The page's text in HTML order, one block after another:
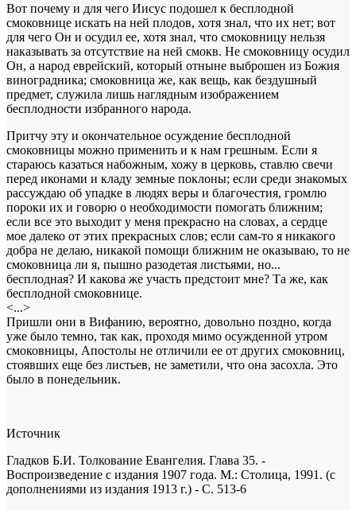
Вот почему и для чего Иисус подошел к бесплодной
смоковнице искать на ней плодов, хотя знал, что их нет; вот
для чего Он и осудил ее, хотя знал, что смоковницу нельзя
наказывать за отсутствие на ней смокв. Не смоковницу осудил
Он, а народ еврейский, который отныне выброшен из Божия
виноградника; смоковница же, как вещь, как бездушный
предмет, служила лишь наглядным изображением
бесплодности избранного народа.
Притчу эту и окончательное осуждение бесплодной
смоковницы можно применить и к нам грешным. Если я
стараюсь казаться набожным, хожу в церковь, ставлю свечи
перед иконами и кладу земные поклоны; если среди знакомых
рассуждаю об упадке в людях веры и благочестия, громлю
пороки их и говорю о необходимости помогать ближним;
если все это выходит у меня прекрасно на словах, а сердце
мое далеко от этих прекрасных слов; если сам-то я никакого
добра не делаю, никакой помощи ближним не оказываю, то не
смоковница ли я, пышно разодетая листьями, но...
бесплодная? И какова же участь предстоит мне? Та же, как
бесплодной смоковнице.
<...>
Пришли они в Вифанию, вероятно, довольно поздно, когда
уже было темно, так как, проходя мимо осужденной утром
смоковницы, Апостолы не отличили ее от других смоковниц,
стоявших еще без листьев, не заметили, что она засохла. Это
было в понедельник.
Источник
Гладков Б.И. Толкование Евангелия. Глава 35. -
Воспроизведение с издания 1907 года. М.: Столица, 1991. (с
дополнениями из издания 1913 г.) - С. 513-6